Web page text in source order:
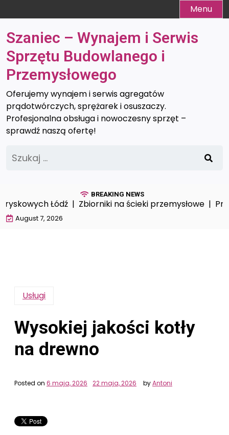
to
content
Menu
Szaniec – Wynajem i Serwis
Sprzętu Budowlanego i
Przemysłowego
Oferujemy wynajem i serwis agregatów
prądotwórczych, sprężarek i osuszaczy.
Profesjonalna obsługa i nowoczesny sprzęt –
sprawdź naszą ofertę!
BREAKING NEWS
Łódź |Zbiorniki na ścieki przemysłowe |
August 7, 2026
Usługi
Wysokiej jakości kotły
na drewno
Posted on 6 maja, 2026 22 maja, 2026 byAntoni